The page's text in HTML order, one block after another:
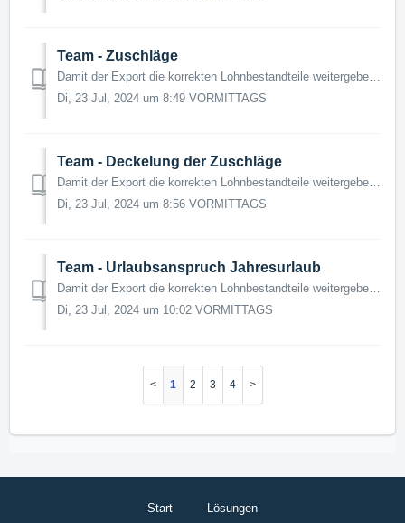
Team - Zuschläge
Damit der Export die korrekten Lohnbestandteile weitergeben kann, musst du bei deinen Mitarbeitern einige Einstellungen tätigen und Informationen erfassen. ...
Di, 23 Jul, 2024 um 8:49 VORMITTAGS
Team - Deckelung der Zuschläge
Damit der Export die korrekten Lohnbestandteile weitergeben kann, musst du bei deinen Mitarbeitern einige Einstellungen tätigen und Informationen erfassen. ...
Di, 23 Jul, 2024 um 8:56 VORMITTAGS
Team - Urlaubsanspruch Jahresurlaub
Damit der Export die korrekten Lohnbestandteile weitergeben kann, musst du bei deinen Mitarbeitern einige Einstellungen tätigen und Informationen erfassen. ...
Di, 23 Jul, 2024 um 10:02 VORMITTAGS
1 2 3 4
Start Lösungen